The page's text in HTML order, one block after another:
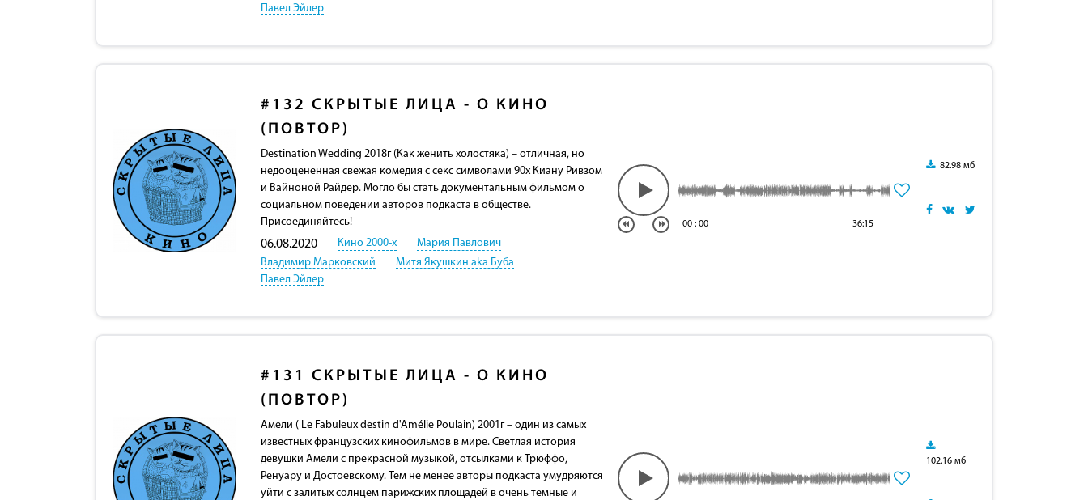
Павел Эйлер
#132 СКРЫТЫЕ ЛИЦА - О КИНО
(ПОВТОР)
Destination Wedding 2018г (Как женить холостяка) – отличная, но
недооцененная свежая комедия с секс символами 90х Киану Ривзом
и Вайноной Райдер. Могло бы стать документальным фильмом о
социальном поведении авторов подкаста в обществе.
Присоединяйтесь!
06.08.2020 Кино 2000-х
Мария Павлович
Владимир Марковский
Митя Якушкин aka Буба
Павел Эйлер
00 : 00 36:15
82.98 мб
#131 СКРЫТЫЕ ЛИЦА - О КИНО
(ПОВТОР)
Амели ( Le Fabuleux destin d'Amélie Poulain) 2001г – один из самых
известных французских кинофильмов в мире. Светлая история
девушки Амели с прекрасной музыкой, отсылками к Трюффо,
Ренуару и Достоевскому. Тем не менее авторы подкаста умудряются
уйти с залитых солнцем парижских площадей в очень темные и
102.16 мб